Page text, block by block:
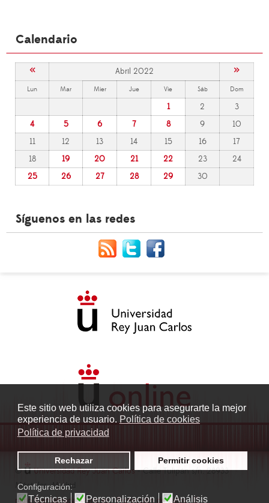
Este sitio web utiliza cookies para asegurarte la mejor
experiencia de usuario. Política de cookies
Política de privacidad
Rechazar Permitir cookies
Configuración:
Técnicas Personalización Análisis
Calendario
« Abril 2022 »
Lun Mar Mier Jue Vie Sáb Dom
1 2
3
4
5 6 7 8 9
10
11
12 13 14 15 16
17
18
19 20 21 22 23
24
25
26 27 28 29 30
Síguenos en las redes
© Universidad Rey Juan Carlos- Calle Tulipán s/n. 28933
Móstoles. Madrid
radio.fuenlabrada1@urjc.es|Protección de datos|